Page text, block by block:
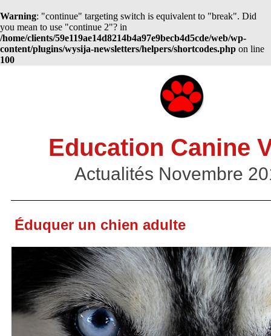
Warning: "continue" targeting switch is equivalent to "break". Did
you mean to use "continue 2"? in
/home/clients/59e119ae14d8214b4a97e9becb4d5cde/web/wp-
content/plugins/wysija-newsletters/helpers/shortcodes.php on line
100
Education Canine
Actualités Novembre
Éduquer un chien adulte